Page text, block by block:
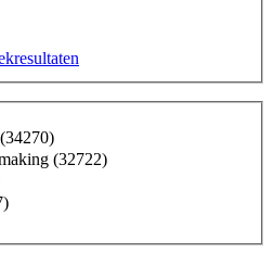
en klachten bij de IGJ
procedures
en beleid
(34270)
(32722)